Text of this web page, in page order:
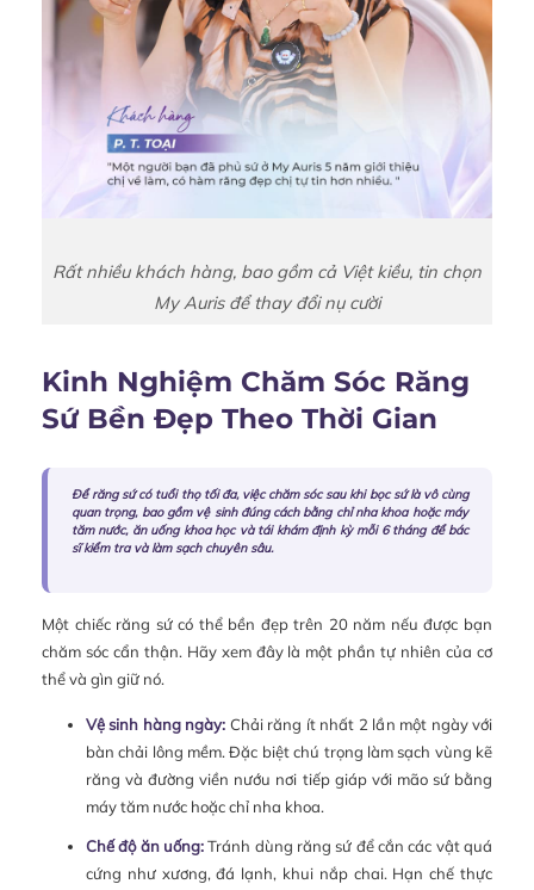
Rất nhiều khách hàng, bao gồm cả Việt kiều, tin chọn
My Auris để thay đổi nụ cười
Kinh Nghiệm Chăm Sóc Răng
Sứ Bền Đẹp Theo Thời Gian
Để răng sứ có tuổi thọ tối đa, việc chăm sóc sau khi bọc sứ là vô cùng
quan trọng, bao gồm vệ sinh đúng cách bằng chỉ nha khoa hoặc máy
tăm nước, ăn uống khoa học và tái khám định kỳ mỗi 6 tháng để bác
sĩ kiểm tra và làm sạch chuyên sâu.
Một chiếc răng sứ có thể bền đẹp trên 20 năm nếu được bạn
chăm sóc cẩn thận. Hãy xem đây là một phần tự nhiên của cơ
thể và gìn giữ nó.
Vệ sinh hàng ngày: Chải răng ít nhất 2 lần một ngày với
bàn chải lông mềm. Đặc biệt chú trọng làm sạch vùng kẽ
răng và đường viền nướu nơi tiếp giáp với mão sứ bằng
máy tăm nước hoặc chỉ nha khoa.
Chế độ ăn uống:Tránh dùng răng sứ để cắn các vật quá
cứng như xương, đá lạnh, khui nắp chai. Hạn chế thực